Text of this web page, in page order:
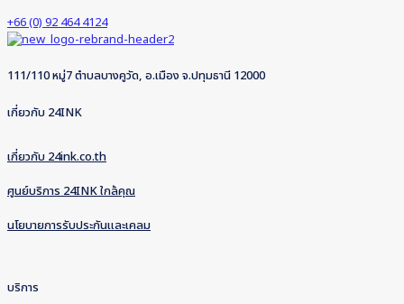
+66 (0) 92 464 4124
111/110 หมู่7 ตำบลบางคูวัด, อ.เมือง จ.ปทุมธานี 12000
เกี่ยวกับ 24INK
เกี่ยวกับ 24ink.co.th
ศูนย์บริการ 24INK ใกล้คุณ
นโยบายการรับประกันและเคลม
บริการ